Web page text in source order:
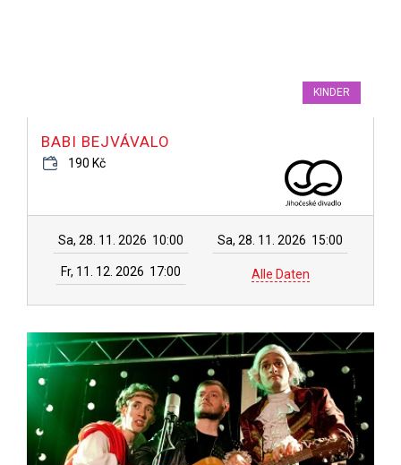
KINDER
BABI BEJVÁVALO
190 Kč
Sa, 28. 11. 2026 10:00 Sa, 28. 11. 2026 15:00
Fr, 11. 12. 2026 17:00 Alle Daten